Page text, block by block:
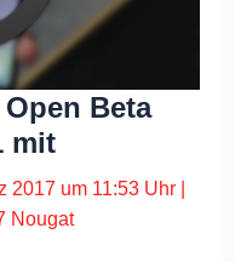
Beta
mit
2017 um 11:53 Uhr
Nougat